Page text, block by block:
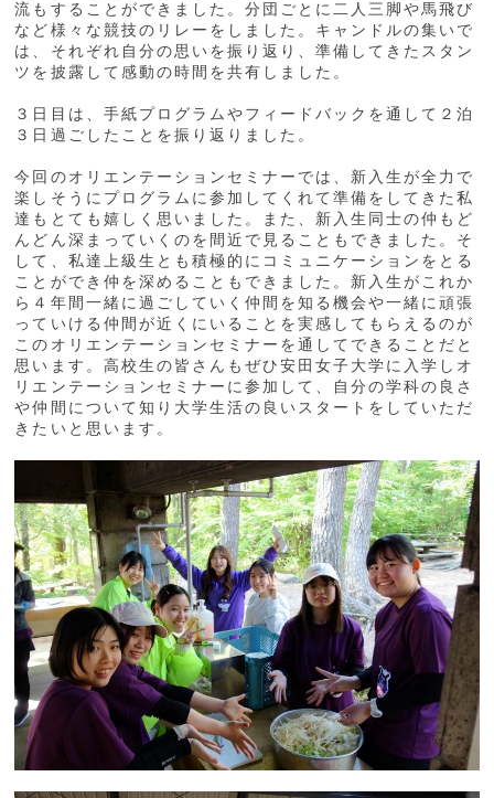
流もすることができました。分団ごとに二人三脚や馬飛び
など様々な競技のリレーをしました。キャンドルの集いで
は、それぞれ自分の思いを振り返り、準備してきたスタン
ツを披露して感動の時間を共有しました。
３日目は、手紙プログラムやフィードバックを通して２泊
３日過ごしたことを振り返りました。
今回のオリエンテーションセミナーでは、新入生が全力で
楽しそうにプログラムに参加してくれて準備をしてきた私
達もとても嬉しく思いました。また、新入生同士の仲もど
んどん深まっていくのを間近で見ることもできました。そ
して、私達上級生とも積極的にコミュニケーションをとる
ことができ仲を深めることもできました。新入生がこれか
ら４年間一緒に過ごしていく仲間を知る機会や一緒に頑張
っていける仲間が近くにいることを実感してもらえるのが
このオリエンテーションセミナーを通してできることだと
思います。高校生の皆さんもぜひ安田女子大学に入学しオ
リエンテーションセミナーに参加して、自分の学科の良さ
や仲間について知り大学生活の良いスタートをしていただ
きたいと思います。